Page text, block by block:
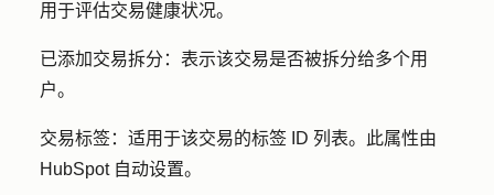
用于评估交易健康状况。
已添加交易拆分 ：表示该交易是否被拆分给多个用
户。
交易标签：适用于该交易的标签 ID 列表。此属性由
HubSpot 自动设置。